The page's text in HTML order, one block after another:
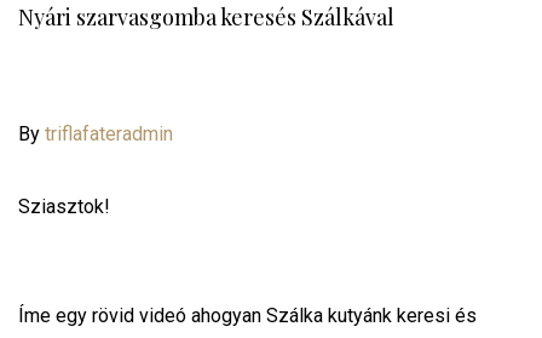
Nyári szarvasgomba keresés Szálkával
By triflafateradmin
Sziasztok!
Íme egy rövid videó ahogyan Szálka kutyánk keresi és